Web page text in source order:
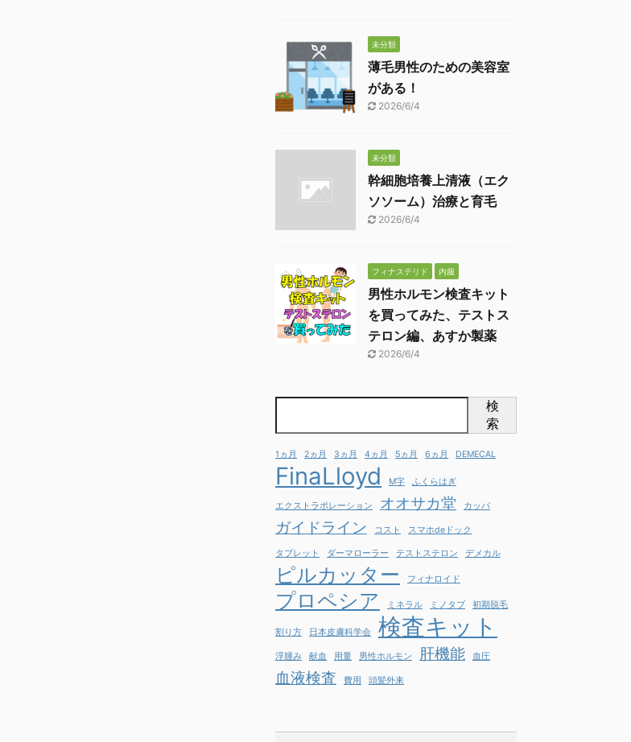
未分類
薄毛男性のための美容室
がある！
2026/6/4
未分類
幹細胞培養上清液（エク
ソソーム）治療と育毛
2026/6/4
フィナステリド 内服
男性ホルモン検査キット
を買ってみた、テストス
テロン編、あすか製薬
2026/6/4
検
索
1ヵ月 2ヵ月 3ヵ月 4ヵ月 5ヵ月 6ヵ月 DEMECAL
FinaLloyd M字 ふくらはぎ
エクストラポレーション オオサカ堂 カッパ
ガイドライン コスト スマホdeドック
タブレット ダーマローラー テストステロン デメカル
ピルカッター フィナロイド
プロペシア ミネラル ミノタブ 初期脱毛
割り方 日本皮膚科学会 検査キット
浮腫み 献血 用量 男性ホルモン 肝機能 血圧
血液検査 費用 頭髪外来